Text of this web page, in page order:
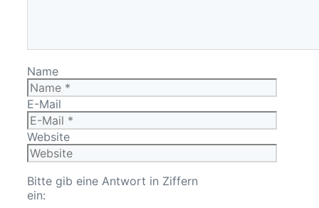
Name
E-Mail
Website
Bitte gib eine Antwort in Ziffern
ein: